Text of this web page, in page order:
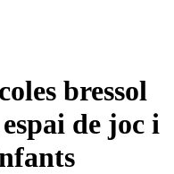
bressol
de joc i